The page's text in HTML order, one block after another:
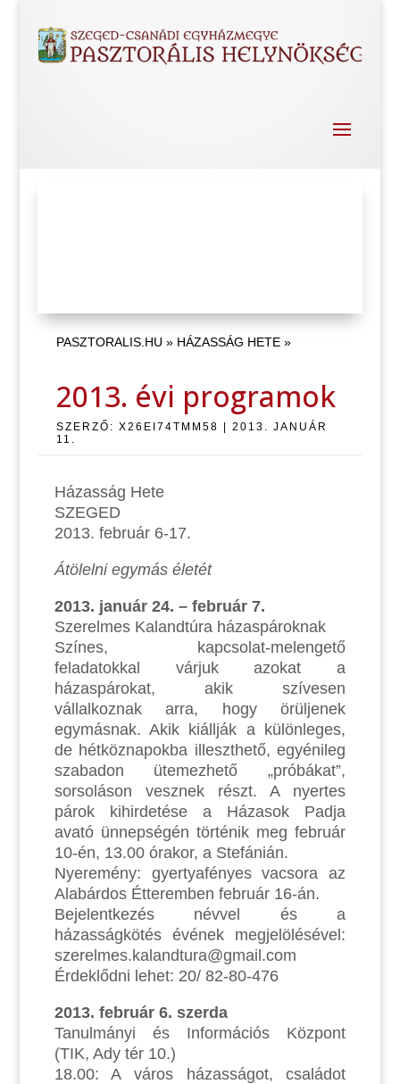
PASZTORALIS.HU » HÁZASSÁG HETE»
2013. évi programok
SZERZŐ: X26EI74TMM58 | 2013. JANUÁR
11.
Házasság Hete
SZEGED
2013. február 6-17.
Átölelni egymás életét
2013. január 24. – február 7.
Szerelmes Kalandtúra házaspároknak
Színes, kapcsolat-melengető
feladatokkal várjuk azokat a
házaspárokat, akik szívesen
vállalkoznak arra, hogy örüljenek
egymásnak. Akik kiállják a különleges,
de hétköznapokba illeszthető, egyénileg
szabadon ütemezhető „próbákat”,
sorsoláson vesznek részt. A nyertes
párok kihirdetése a Házasok Padja
avató ünnepségén történik meg február
10-én, 13.00 órakor, a Stefánián.
Nyeremény: gyertyafényes vacsora az
Alabárdos Étteremben február 16-án.
Bejelentkezés névvel és a
házasságkötés évének megjelölésével:
szerelmes.kalandtura@gmail.com
Érdeklődni lehet: 20/ 82-80-476
2013. február 6. szerda
Tanulmányi és Információs Központ
(TIK, Ady tér 10.)
18.00: A város házasságot, családot